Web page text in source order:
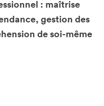
: maîtrise
gestion des
de soi-même